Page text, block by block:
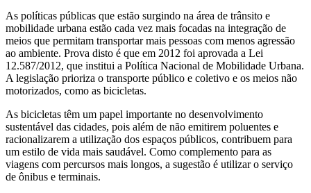
As políticas públicas que estão surgindo na área de trânsito e
mobilidade urbana estão cada vez mais focadas na integração de
meios que permitam transportar mais pessoas com menos agressão
ao ambiente. Prova disto é que em 2012 foi aprovada a Lei
12.587/2012, que institui a Política Nacional de Mobilidade Urbana.
A legislação prioriza o transporte público e coletivo e os meios não
motorizados, como as bicicletas.
As bicicletas têm um papel importante no desenvolvimento
sustentável das cidades, pois além de não emitirem poluentes e
racionalizarem a utilização dos espaços públicos, contribuem para
um estilo de vida mais saudável. Como complemento para as
viagens com percursos mais longos, a sugestão é utilizar o serviço
de ônibus e terminais.